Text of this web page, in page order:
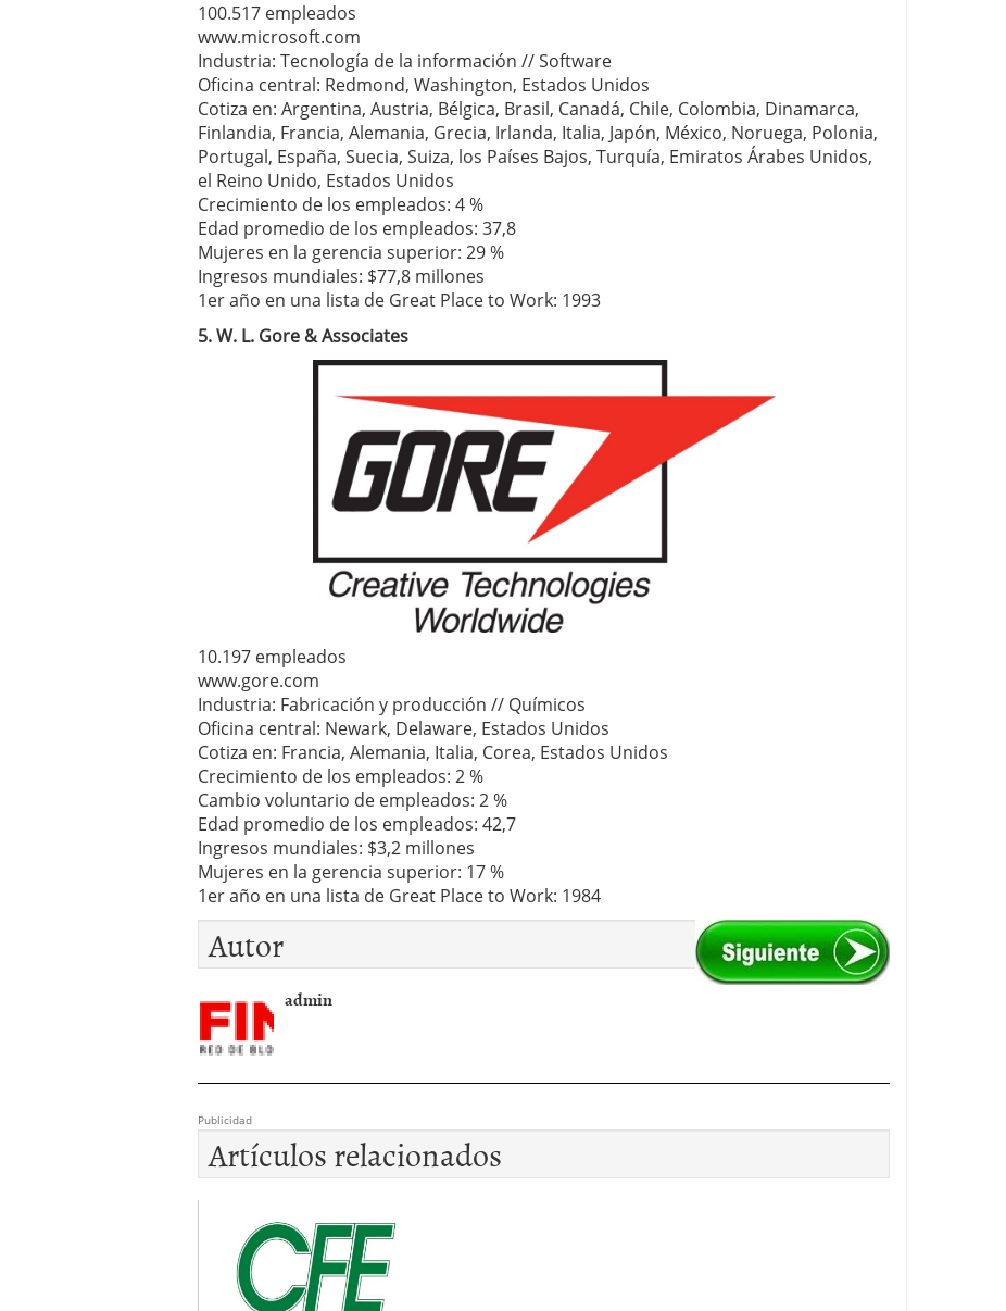
100.517 empleados
www.microsoft.com
Industria: Tecnología de la información // Software
Oficina central: Redmond, Washington, Estados Unidos
Cotiza en: Argentina, Austria, Bélgica, Brasil, Canadá, Chile, Colombia, Dinamarca,
Finlandia, Francia, Alemania, Grecia, Irlanda, Italia, Japón, México, Noruega, Polonia,
Portugal, España, Suecia, Suiza, los Países Bajos, Turquía, Emiratos Árabes Unidos,
el Reino Unido, Estados Unidos
Crecimiento de los empleados: 4 %
Edad promedio de los empleados: 37,8
Mujeres en la gerencia superior: 29 %
Ingresos mundiales: $77,8 millones
1er año en una lista de Great Place to Work: 1993
5. W. L. Gore & Associates
10.197 empleados
www.gore.com
Industria: Fabricación y producción // Químicos
Oficina central: Newark, Delaware, Estados Unidos
Cotiza en: Francia, Alemania, Italia, Corea, Estados Unidos
Crecimiento de los empleados: 2 %
Cambio voluntario de empleados: 2 %
Edad promedio de los empleados: 42,7
Ingresos mundiales: $3,2 millones
Mujeres en la gerencia superior: 17 %
1er año en una lista de Great Place to Work: 1984
Autor
admin
Publicidad
Artículos relacionados